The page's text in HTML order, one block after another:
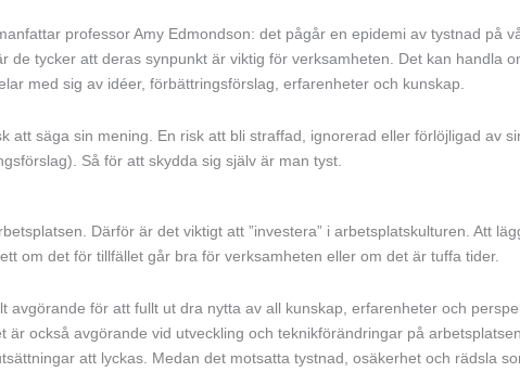
professor Amy Edmondson: det pågår en epidemi av tystnad på
tycker att deras synpunkt är viktig för verksamheten. Det kan handla
med sig av idéer, förbättringsförslag, erfarenheter och kunskap.
säga sin mening. En risk att bli straffad, ignorerad eller förlöjligad av
Så för att skydda sig själv är man tyst.
Därför är det viktigt att ”investera” i arbetsplatskulturen. Att
om det för tillfället går bra för verksamheten eller om det är tuffa tider.
för att fullt ut dra nytta av all kunskap, erfarenheter och
också avgörande vid utveckling och teknikförändringar på
att lyckas. Medan det motsatta tystnad, osäkerhet och rädsla